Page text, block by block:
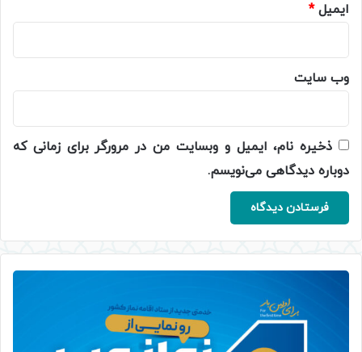
ایمیل*
وب‌ سایت
ذخیره نام، ایمیل و وبسایت من در مرورگر برای زمانی که
دوباره دیدگاهی می‌نویسم.